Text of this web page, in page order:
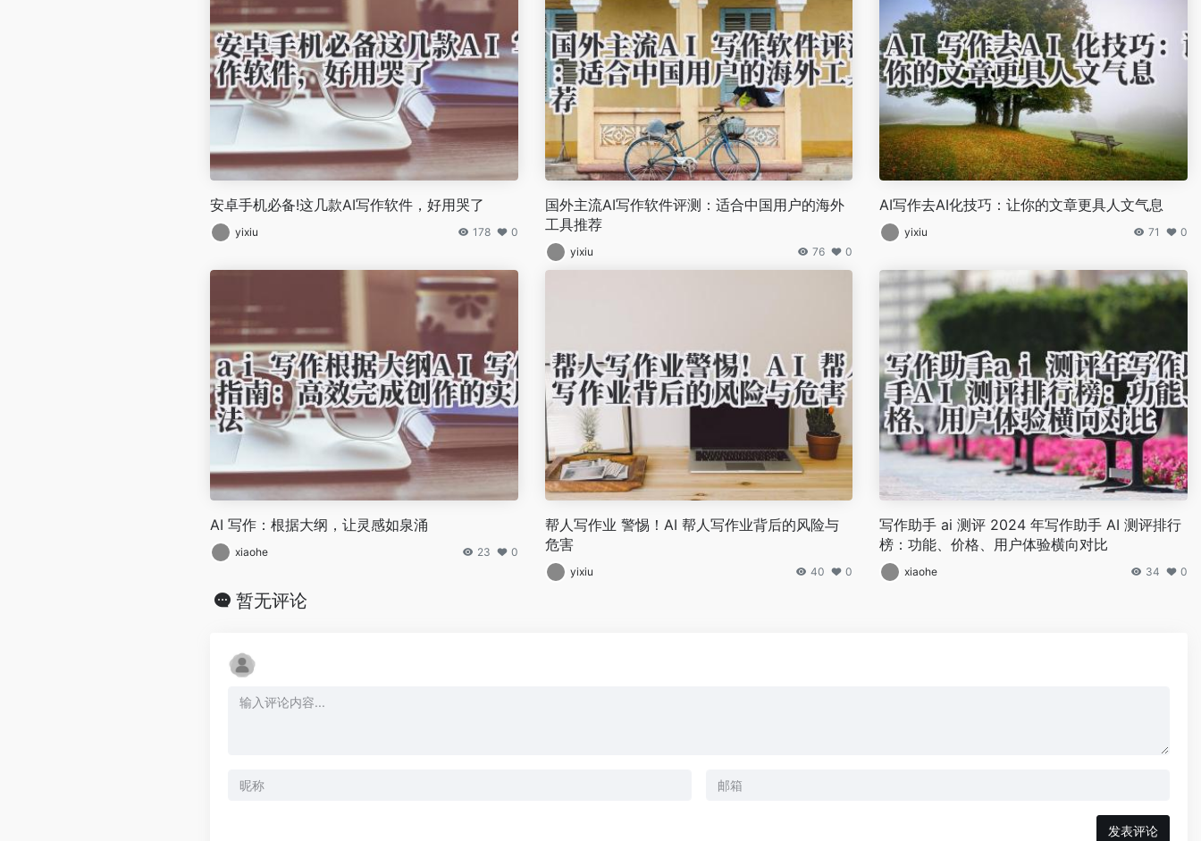
安卓手机必备!这几款AI写作软件，好用哭了
yixiu 178 0
国外主流AI写作软件评测：适合中国用户的海外
工具推荐
yixiu 76 0
AI写作去AI化技巧：让你的文章更具人文气息
yixiu 71 0
AI 写作：根据大纲，让灵感如泉涌
xiaohe 23 0
帮人写作业 警惕！AI 帮人写作业背后的风险与
危害
yixiu 40 0
写作助手 ai 测评 2024 年写作助手 AI 测评排行
榜：功能、价格、用户体验横向对比
xiaohe 34 0
暂无评论
发表评论